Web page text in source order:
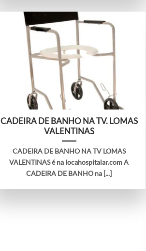
CADEIRA DE BANHO NA TV. LOMAS
VALENTINAS
CADEIRA DE BANHO NA TV LOMAS
VALENTINAS é na locahospitalar.com A
CADEIRA DE BANHO na [...]